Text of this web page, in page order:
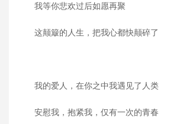
我等你悲欢过后如愿再聚
这颠簸的人生，把我心都快颠碎了
我的爱人，在你之中我遇见了人类
安慰我，抱紧我，仅有一次的青春